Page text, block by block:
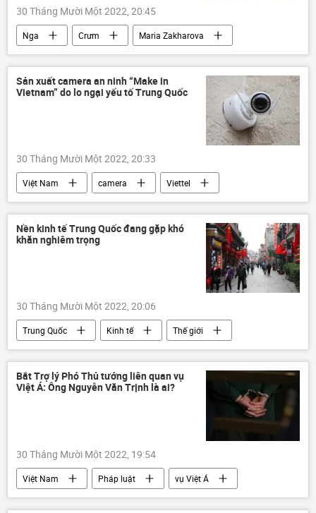
30 Tháng Mười Một 2022, 20:45
Nga Crưm
Maria Zakharova
đe dọa
Kiev Ukraina
Sản xuất camera an ninh “Make in
Vietnam” do lo ngại yếu tố Trung Quốc
30 Tháng Mười Một 2022, 20:33
Việt Nam camera
Viettel
công nghệ
an ninh
Nền kinh tế Trung Quốc đang gặp khó
khăn nghiêm trọng
30 Tháng Mười Một 2022, 20:06
Trung Quốc Kinh tế
Thế giới
Công nghiệp
Bắt Trợ lý Phó Thủ tướng liên quan vụ
Việt Á: Ông Nguyễn Văn Trịnh là ai?
30 Tháng Mười Một 2022, 19:54
Việt Nam Pháp luật
vụ Việt Á
vi phạm
Vũ Đức Đam